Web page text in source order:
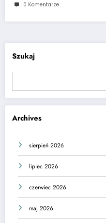
0 Komentarze
Szukaj
Archives
sierpień 2026
lipiec 2026
czerwiec 2026
maj 2026